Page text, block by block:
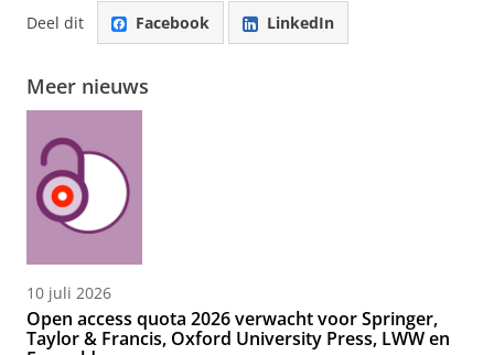
Deel dit Facebook LinkedIn
Meer nieuws
10 juli 2026
Open access quota 2026 verwacht voor Springer,
Taylor & Francis, Oxford University Press, LWW en